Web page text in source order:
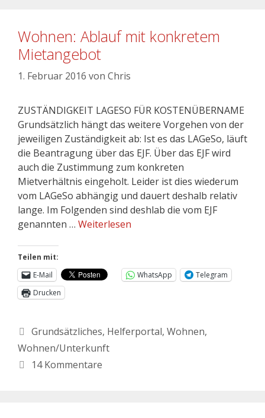
Wohnen: Ablauf mit konkretem
Mietangebot
1. Februar 2016 von Chris
ZUSTÄNDIGKEIT LAGESO FÜR KOSTENÜBERNAME
Grundsätzlich hängt das weitere Vorgehen von der
jeweiligen Zuständigkeit ab: Ist es das LAGeSo, läuft
die Beantragung über das EJF. Über das EJF wird
auch die Zustimmung zum konkreten
Mietverhältnis eingeholt. Leider ist dies wiederum
vom LAGeSo abhängig und dauert deshalb relativ
lange. Im Folgenden sind deshlab die vom EJF
genannten … Weiterlesen
Teilen mit:
E-Mail
WhatsApp
Telegram
Drucken
Grundsätzliches, Helferportal, Wohnen,
Wohnen/Unterkunft
14 Kommentare